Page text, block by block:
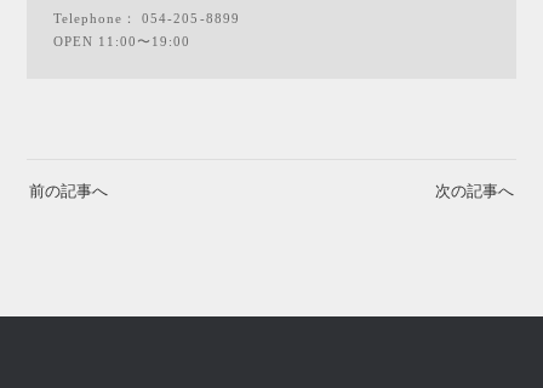
Telephone：054-205-8899
OPEN 11:00〜19:00
前の記事へ 次の記事へ